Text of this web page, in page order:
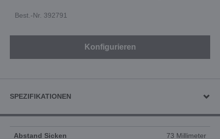
Best.-Nr. 392791
Konfigurieren
SPEZIFIKATIONEN
Abstand Sicken 73 Millimeter